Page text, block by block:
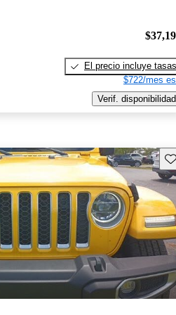
El precio incluye tasas
$722/mes
Verif. disponibilidad